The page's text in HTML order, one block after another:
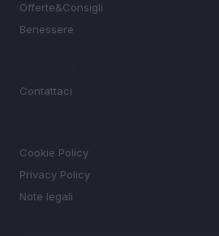
Offerte&Consigli
Benessere
Contattaci
Cookie Policy
Privacy Policy
Note legali